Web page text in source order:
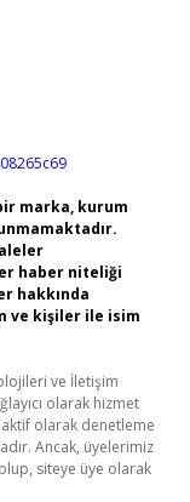
marka, kurum
haber niteliği
hakkında
ve kişiler ile isim
ve İletişim
olarak hizmet
olarak denetleme
Ancak, üyelerimiz
siteye üye olarak